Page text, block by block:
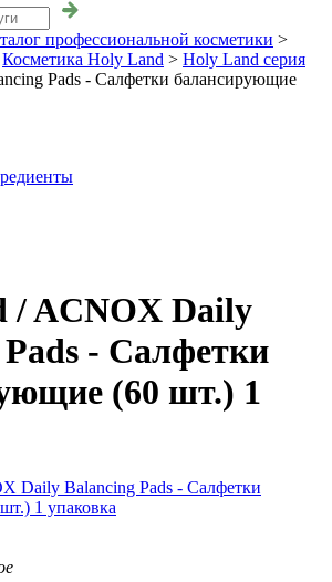
профессиональной косметики >
Косметика Holy Land > Holy Land серия
Pads - Салфетки балансирующие
/ ACNOX Daily
- Салфетки
(60 шт.) 1